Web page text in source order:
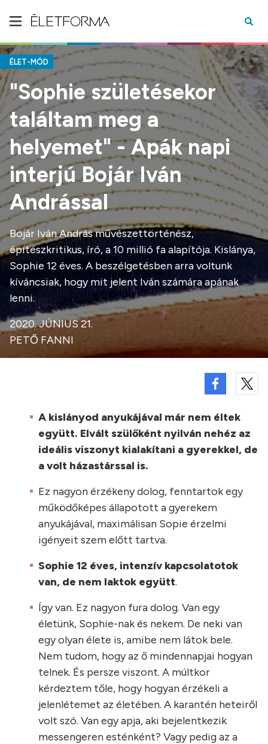
ÉLET-MÓD
"Sophie születésekor
találtam meg a
helyemet" - Apák napi
interjú Bojár Iván
Andrással
Bojár Iván András művészettörténész,
építészkritikus, író, a 10 millió fa alapítója. Kislánya,
Sophie 12 éves. A beszélgetésben arra voltunk
kíváncsiak, hogy mit jelent Iván számára apának
lenni.
2020. JÚNIUS 21.
PETŐ FANNI
A kislányod anyukájával már nem éltek
együtt. Elvált szülőként nyilván nehéz az
ideális viszonyt kialakítani a gyerekkel, de
a volt házastárssal is.
Ez nagyon érzékeny dolog, fenntartok egy
működőképes állapotott a gyerekem
anyukájával, maximálisan Sopie érzelmi
igényeit szem előtt tartva.
Sophie 12 éves, intenzív kapcsolatotok
van, de nem laktok együtt.
Így van. Ez nagyon fura dolog. Van egy
életünk, Sophie-nak és nekem. De neki van
egy olyan élete is, amibe nem látok bele.
Nem tudom, hogy az ő mindennapjai hogyan
telnek. És persze viszont. A múltkor
kérdeztem tőle, hogy hogyan érzékeli a
jelenlétemet az életében. A karantén heteiről
volt szó. Van egy apja, aki bejelentkezik
messengeren esténként? Vagy pedig az a